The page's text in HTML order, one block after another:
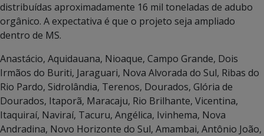
distribuídas aproximadamente 16 mil toneladas de adubo
orgânico. A expectativa é que o projeto seja ampliado
dentro de MS.
Anastácio, Aquidauana, Nioaque, Campo Grande, Dois
Irmãos do Buriti, Jaraguari, Nova Alvorada do Sul, Ribas do
Rio Pardo, Sidrolândia, Terenos, Dourados, Glória de
Dourados, Itaporã, Maracaju, Rio Brilhante, Vicentina,
Itaquiraí, Naviraí, Tacuru, Angélica, Ivinhema, Nova
Andradina, Novo Horizonte do Sul, Amambai, Antônio João,